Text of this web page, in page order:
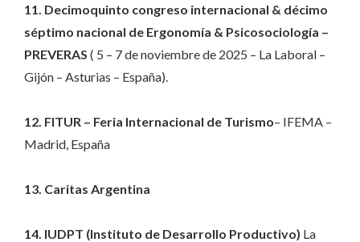
11. Decimoquinto congreso internacional & décimo
séptimo nacional de Ergonomía & Psicosociología –
PREVERAS ( 5 – 7 de noviembre de 2025 – La Laboral –
Gijón – Asturias – España).
12. FITUR – Feria Internacional de Turismo– IFEMA –
Madrid, España
13. Caritas Argentina
14. IUDPT (Instituto de Desarrollo Productivo) La